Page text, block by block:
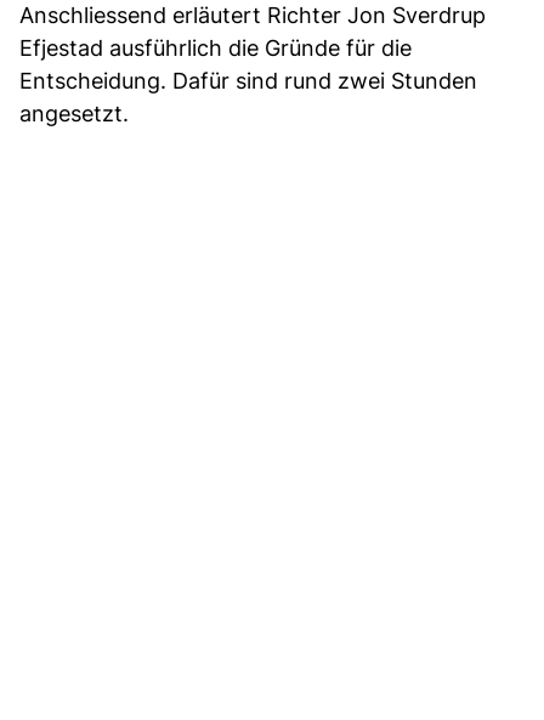
Anschliessend erläutert Richter Jon Sverdrup
Efjestad ausführlich die Gründe für die
Entscheidung. Dafür sind rund zwei Stunden
angesetzt.